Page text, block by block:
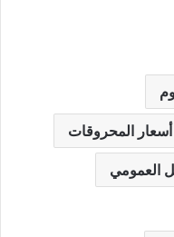
أسعار المحروقات
العمومي